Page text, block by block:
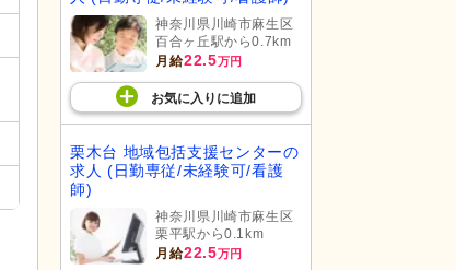
神奈川県川崎市麻生区
百合ヶ丘駅から0.7km
月給22.5万円
お気に入り に追加
栗木台 地域包括支援センターの
求人 (日勤専従/未経験可/看護
師)
神奈川県川崎市麻生区
栗平駅から0.1km
月給22.5万円